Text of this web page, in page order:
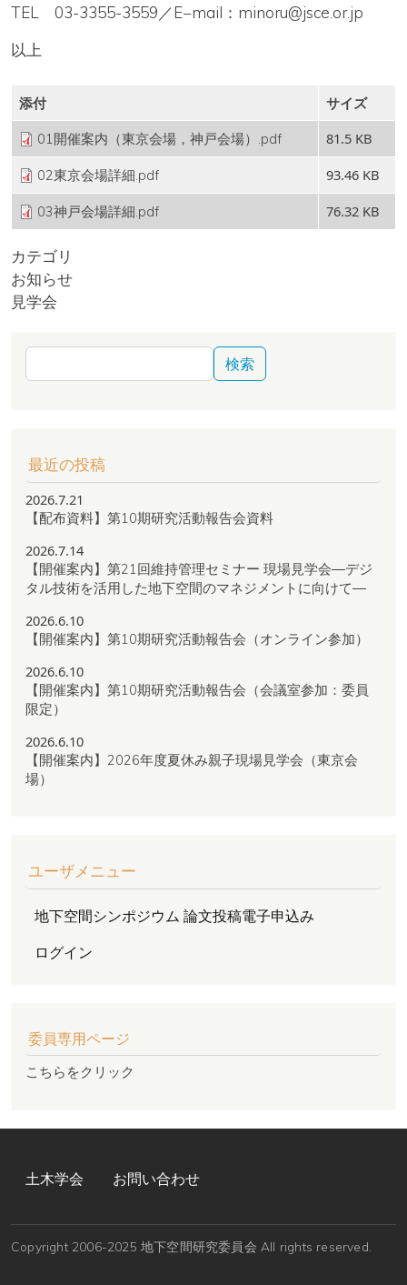
TEL 03-3355-3559／E−mail：minoru@jsce.or.jp
以上
添付 サイズ
01開催案内（東京会場，神戸会場）.pdf 81.5 KB
02東京会場詳細.pdf 93.46 KB
03神戸会場詳細.pdf 76.32 KB
カテゴリ
お知らせ
見学会
検索
最近の投稿
2026.7.21
【配布資料】第10期研究活動報告会資料
2026.7.14
【開催案内】第21回維持管理セミナー 現場見学会―デジ
タル技術を活用した地下空間のマネジメントに向けて―
2026.6.10
【開催案内】第10期研究活動報告会（オンライン参加）
2026.6.10
【開催案内】第10期研究活動報告会（会議室参加：委員
限定）
2026.6.10
【開催案内】2026年度夏休み親子現場見学会（東京会
場）
ユーザメニュー
地下空間シンポジウム 論文投稿電子申込み
ログイン
委員専用ページ
こちらをクリック
土木学会 お問い合わせ
Copyright 2006-2025 地下空間研究委員会 All rights reserved.